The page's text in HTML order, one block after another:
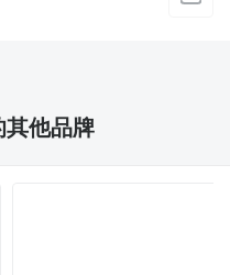
他品牌